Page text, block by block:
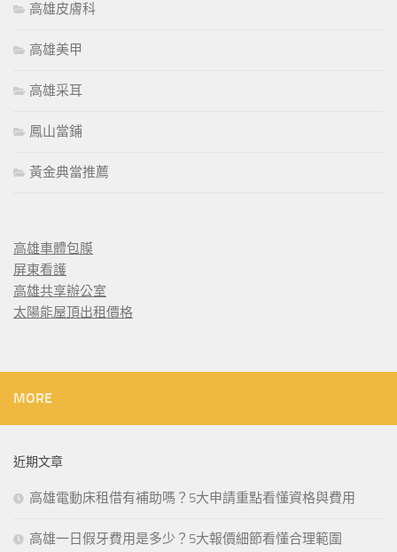
高雄皮膚科
高雄美甲
高雄采耳
鳳山當鋪
黃金典當推薦
高雄車體包膜
屏東看護
高雄共享辦公室
太陽能屋頂出租價格
MORE
近期文章
高雄電動床租借有補助嗎？5大申請重點看懂資格與費用
高雄一日假牙費用是多少？5大報價細節看懂合理範圍